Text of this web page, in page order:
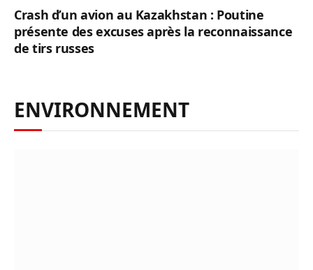
Crash d’un avion au Kazakhstan : Poutine
présente des excuses après la reconnaissance
de tirs russes
ENVIRONNEMENT